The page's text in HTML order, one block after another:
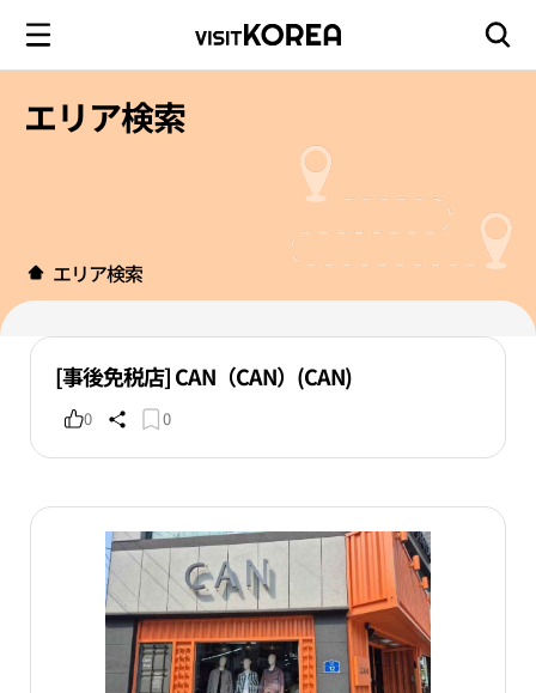
エリア検索
エリア検索
[事後免税店] CAN（CAN）(CAN)
0 0